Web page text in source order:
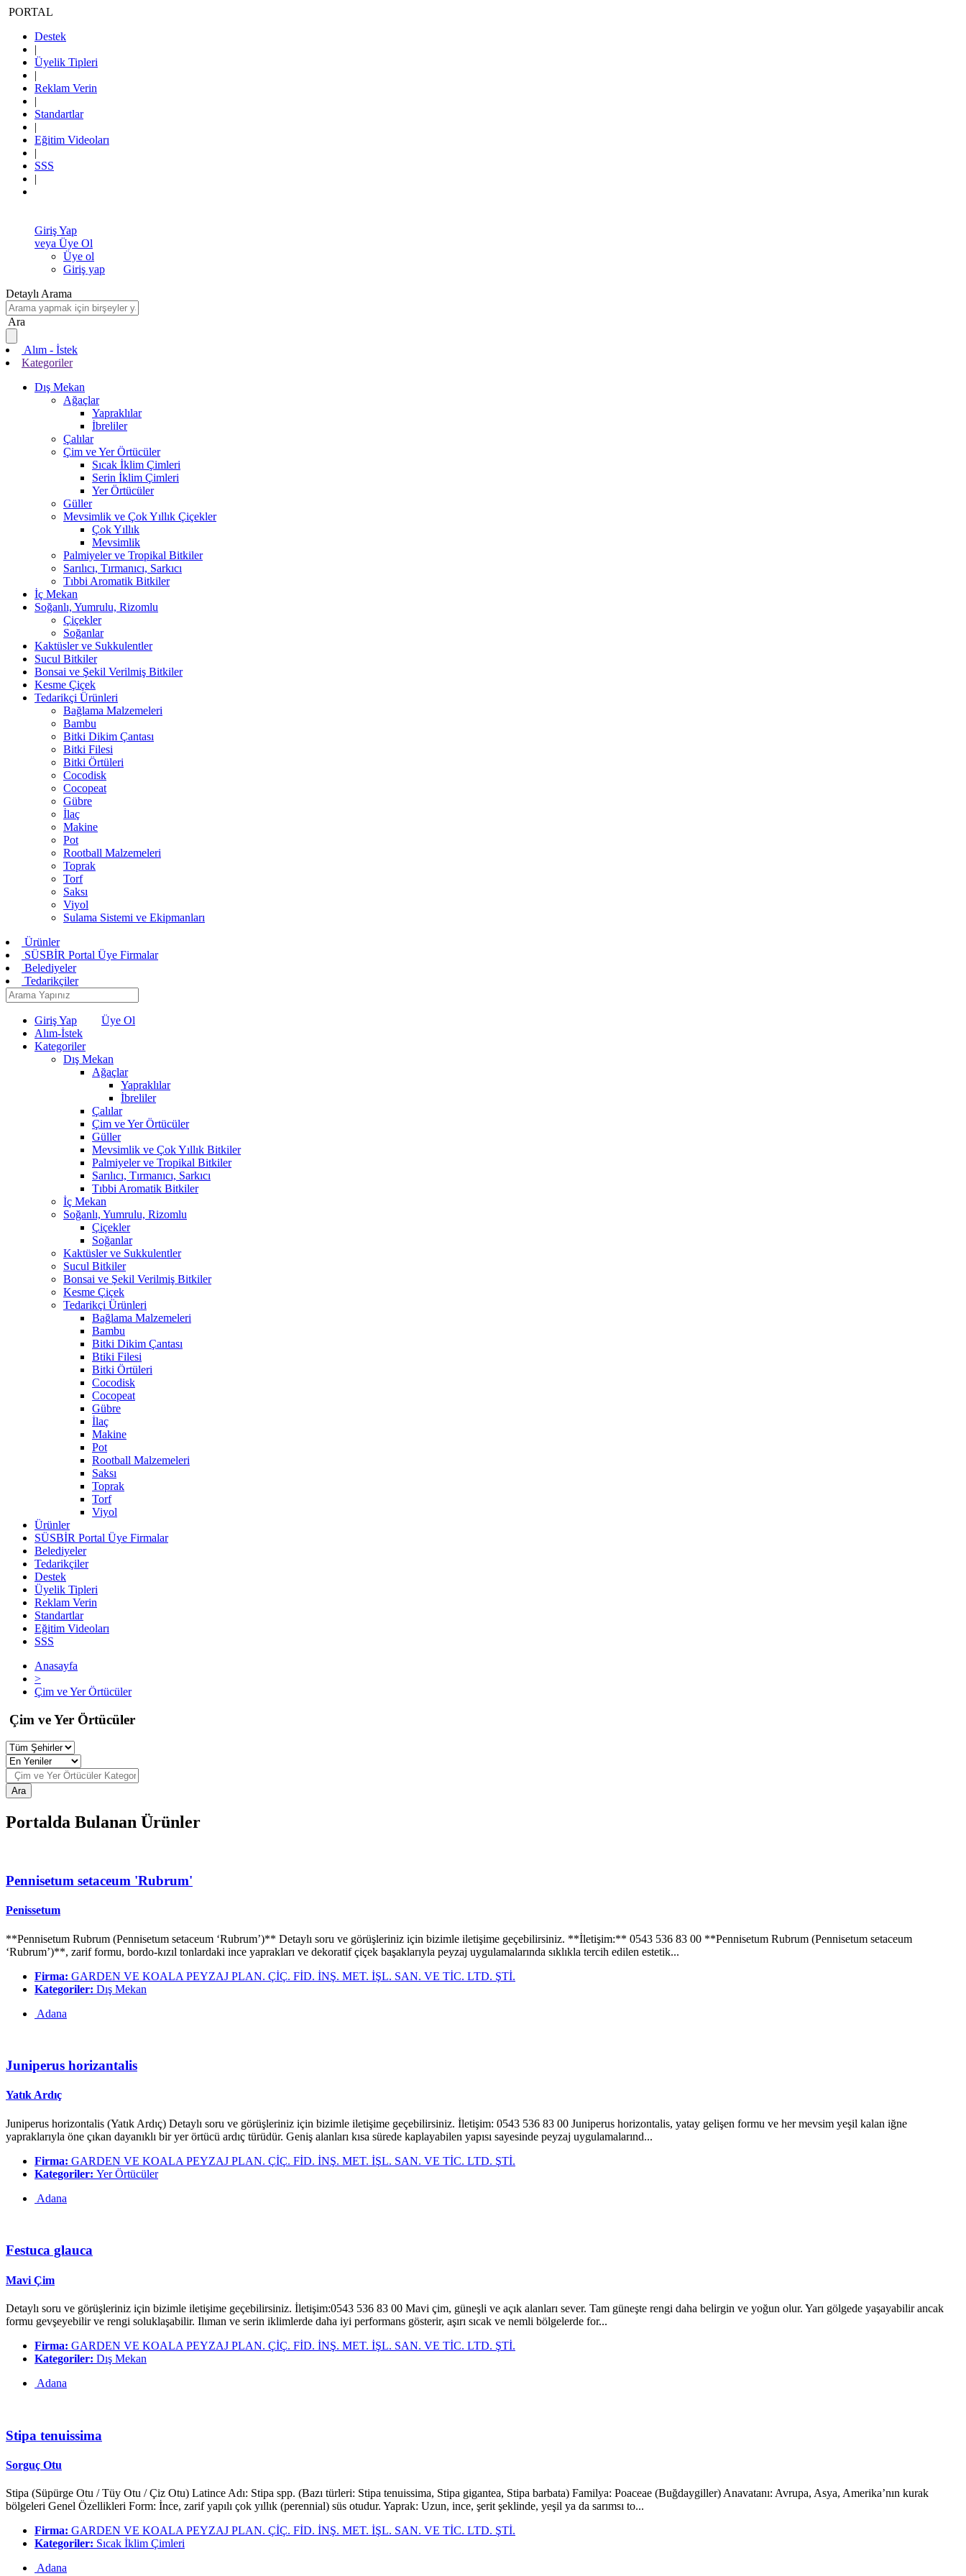
PORTAL
Destek
|
Üyelik Tipleri
|
Reklam Verin
|
Standartlar
|
Eğitim Videoları
|
SSS
|
Giriş Yap
veya Üye Ol
Üye ol
Giriş yap
Detaylı Arama
Ara
Alım - İstek
Kategoriler
Dış Mekan
Ağaçlar
Yapraklılar
İbreliler
Çalılar
Çim ve Yer Örtücüler
Sıcak İklim Çimleri
Serin İklim Çimleri
Yer Örtücüler
Güller
Mevsimlik ve Çok Yıllık Çiçekler
Çok Yıllık
Mevsimlik
Palmiyeler ve Tropikal Bitkiler
Sarılıcı, Tırmanıcı, Sarkıcı
Tıbbi Aromatik Bitkiler
İç Mekan
Soğanlı, Yumrulu, Rizomlu
Çiçekler
Soğanlar
Kaktüsler ve Sukkulentler
Sucul Bitkiler
Bonsai ve Şekil Verilmiş Bitkiler
Kesme Çiçek
Tedarikçi Ürünleri
Bağlama Malzemeleri
Bambu
Bitki Dikim Çantası
Bitki Filesi
Bitki Örtüleri
Cocodisk
Cocopeat
Gübre
İlaç
Makine
Pot
Rootball Malzemeleri
Toprak
Torf
Saksı
Viyol
Sulama Sistemi ve Ekipmanları
Ürünler
SÜSBİR Portal Üye Firmalar
Belediyeler
Tedarikçiler
Giriş Yap
Üye Ol
Alım-İstek
Kategoriler
Dış Mekan
Ağaçlar
Yapraklılar
İbreliler
Çalılar
Çim ve Yer Örtücüler
Güller
Mevsimlik ve Çok Yıllık Bitkiler
Palmiyeler ve Tropikal Bitkiler
Sarılıcı, Tırmanıcı, Sarkıcı
Tıbbi Aromatik Bitkiler
İç Mekan
Soğanlı, Yumrulu, Rizomlu
Çiçekler
Soğanlar
Kaktüsler ve Sukkulentler
Sucul Bitkiler
Bonsai ve Şekil Verilmiş Bitkiler
Kesme Çiçek
Tedarikçi Ürünleri
Bağlama Malzemeleri
Bambu
Bitki Dikim Çantası
Btiki Filesi
Bitki Örtüleri
Cocodisk
Cocopeat
Gübre
İlaç
Makine
Pot
Rootball Malzemeleri
Saksı
Toprak
Torf
Viyol
Ürünler
SÜSBİR Portal Üye Firmalar
Belediyeler
Tedarikçiler
Destek
Üyelik Tipleri
Reklam Verin
Standartlar
Eğitim Videoları
SSS
Anasayfa
>
Çim ve Yer Örtücüler
Çim ve Yer Örtücüler
Ara
Portalda Bulanan Ürünler
Pennisetum setaceum 'Rubrum'
Penissetum
**Pennisetum Rubrum (Pennisetum setaceum ‘Rubrum’)** Detaylı soru ve görüşleriniz için bizimle iletişime geçebilirsiniz. **İletişim:** 0543 536 83 00 **Pennisetum Rubrum (Pennisetum setaceum
‘Rubrum’)**, zarif formu, bordo-kızıl tonlardaki ince yaprakları ve dekoratif çiçek başaklarıyla peyzaj uygulamalarında sıklıkla tercih edilen estetik...
Firma: GARDEN VE KOALA PEYZAJ PLAN. ÇİÇ. FİD. İNŞ. MET. İŞL. SAN. VE TİC. LTD. ŞTİ.
Kategoriler: Dış Mekan
Adana
Juniperus horizantalis
Yatık Ardıç
Juniperus horizontalis (Yatık Ardıç) Detaylı soru ve görüşleriniz için bizimle iletişime geçebilirsiniz. İletişim: 0543 536 83 00 Juniperus horizontalis, yatay gelişen formu ve her mevsim yeşil kalan iğne
yapraklarıyla öne çıkan dayanıklı bir yer örtücü ardıç türüdür. Geniş alanları kısa sürede kaplayabilen yapısı sayesinde peyzaj uygulamalarınd...
Firma: GARDEN VE KOALA PEYZAJ PLAN. ÇİÇ. FİD. İNŞ. MET. İŞL. SAN. VE TİC. LTD. ŞTİ.
Kategoriler: Yer Örtücüler
Adana
Festuca glauca
Mavi Çim
Detaylı soru ve görüşleriniz için bizimle iletişime geçebilirsiniz. İletişim:0543 536 83 00 Mavi çim, güneşli ve açık alanları sever. Tam güneşte rengi daha belirgin ve yoğun olur. Yarı gölgede yaşayabilir ancak
formu gevşeyebilir ve rengi soluklaşabilir. Ilıman ve serin iklimlerde daha iyi performans gösterir, aşırı sıcak ve nemli bölgelerde for...
Firma: GARDEN VE KOALA PEYZAJ PLAN. ÇİÇ. FİD. İNŞ. MET. İŞL. SAN. VE TİC. LTD. ŞTİ.
Kategoriler: Dış Mekan
Adana
Stipa tenuissima
Sorguç Otu
Stipa (Süpürge Otu / Tüy Otu / Çiz Otu) Latince Adı: Stipa spp. (Bazı türleri: Stipa tenuissima, Stipa gigantea, Stipa barbata) Familya: Poaceae (Buğdaygiller) Anavatanı: Avrupa, Asya, Amerika’nın kurak
bölgeleri Genel Özellikleri Form: İnce, zarif yapılı çok yıllık (perennial) süs otudur. Yaprak: Uzun, ince, şerit şeklinde, yeşil ya da sarımsı to...
Firma: GARDEN VE KOALA PEYZAJ PLAN. ÇİÇ. FİD. İNŞ. MET. İŞL. SAN. VE TİC. LTD. ŞTİ.
Kategoriler: Sıcak İklim Çimleri
Adana